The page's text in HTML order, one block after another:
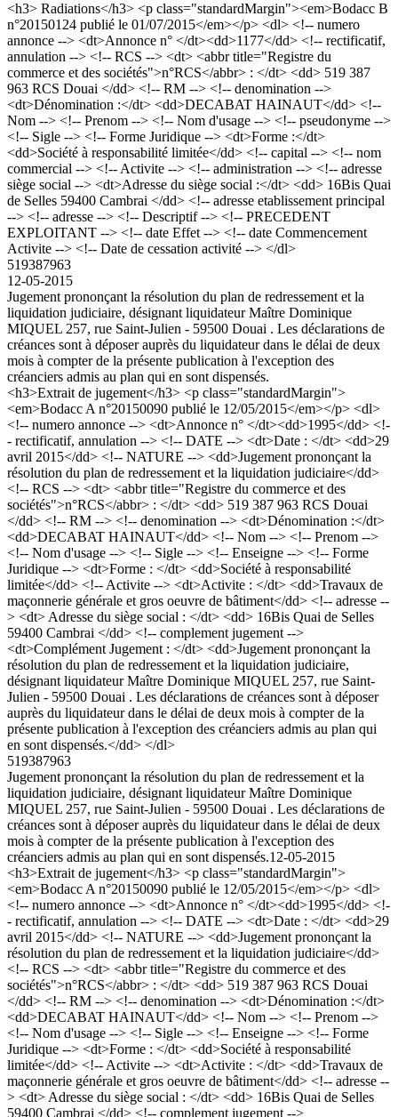
<h3> Radiations</h3> <p class="standardMargin"><em>Bodacc B
n°20150124 publié le 01/07/2015</em></p> <dl> <!-- numero
annonce --> <dt>Annonce n° </dt><dd>1177</dd> <!-- rectificatif,
annulation --> <!-- RCS --> <dt> <abbr title="Registre du
commerce et des sociétés">n°RCS</abbr> : </dt> <dd> 519 387
963 RCS Douai </dd> <!-- RM --> <!-- denomination -->
<dt>Dénomination :</dt> <dd>DECABAT HAINAUT</dd> <!--
Nom --> <!-- Prenom --> <!-- Nom d'usage --> <!-- pseudonyme -->
<!-- Sigle --> <!-- Forme Juridique --> <dt>Forme :</dt>
<dd>Société à responsabilité limitée</dd> <!-- capital --> <!-- nom
commercial --> <!-- Activite --> <!-- administration --> <!-- adresse
siège social --> <dt>Adresse du siège social :</dt> <dd> 16Bis Quai
de Selles 59400 Cambrai </dd> <!-- adresse etablissement principal
--> <!-- adresse --> <!-- Descriptif --> <!-- PRECEDENT
EXPLOITANT --> <!-- date Effet --> <!-- date Commencement
Activite --> <!-- Date de cessation activité --> </dl>
519387963
12-05-2015
Jugement prononçant la résolution du plan de redressement et la
liquidation judiciaire, désignant liquidateur Maître Dominique
MIQUEL 257, rue Saint-Julien - 59500 Douai . Les déclarations de
créances sont à déposer auprès du liquidateur dans le délai de deux
mois à compter de la présente publication à l'exception des
créanciers admis au plan qui en sont dispensés.
<h3>Extrait de jugement</h3> <p class="standardMargin">
<em>Bodacc A n°20150090 publié le 12/05/2015</em></p> <dl>
<!-- numero annonce --> <dt>Annonce n° </dt><dd>1995</dd> <!-
- rectificatif, annulation --> <!-- DATE --> <dt>Date : </dt> <dd>29
avril 2015</dd> <!-- NATURE --> <dd>Jugement prononçant la
résolution du plan de redressement et la liquidation judiciaire</dd>
<!-- RCS --> <dt> <abbr title="Registre du commerce et des
sociétés">n°RCS</abbr> : </dt> <dd> 519 387 963 RCS Douai
</dd> <!-- RM --> <!-- denomination --> <dt>Dénomination :</dt>
<dd>DECABAT HAINAUT</dd> <!-- Nom --> <!-- Prenom -->
<!-- Nom d'usage --> <!-- Sigle --> <!-- Enseigne --> <!-- Forme
Juridique --> <dt>Forme : </dt> <dd>Société à responsabilité
limitée</dd> <!-- Activite --> <dt>Activite : </dt> <dd>Travaux de
maçonnerie générale et gros oeuvre de bâtiment</dd> <!-- adresse --
> <dt> Adresse du siège social : </dt> <dd> 16Bis Quai de Selles
59400 Cambrai </dd> <!-- complement jugement -->
<dt>Complément Jugement : </dt> <dd>Jugement prononçant la
résolution du plan de redressement et la liquidation judiciaire,
désignant liquidateur Maître Dominique MIQUEL 257, rue Saint-
Julien - 59500 Douai . Les déclarations de créances sont à déposer
auprès du liquidateur dans le délai de deux mois à compter de la
présente publication à l'exception des créanciers admis au plan qui
en sont dispensés.</dd> </dl>
519387963
Jugement prononçant la résolution du plan de redressement et la
liquidation judiciaire, désignant liquidateur Maître Dominique
MIQUEL 257, rue Saint-Julien - 59500 Douai . Les déclarations de
créances sont à déposer auprès du liquidateur dans le délai de deux
mois à compter de la présente publication à l'exception des
créanciers admis au plan qui en sont dispensés.12-05-2015
<h3>Extrait de jugement</h3> <p class="standardMargin">
<em>Bodacc A n°20150090 publié le 12/05/2015</em></p> <dl>
<!-- numero annonce --> <dt>Annonce n° </dt><dd>1995</dd> <!-
- rectificatif, annulation --> <!-- DATE --> <dt>Date : </dt> <dd>29
avril 2015</dd> <!-- NATURE --> <dd>Jugement prononçant la
résolution du plan de redressement et la liquidation judiciaire</dd>
<!-- RCS --> <dt> <abbr title="Registre du commerce et des
sociétés">n°RCS</abbr> : </dt> <dd> 519 387 963 RCS Douai
</dd> <!-- RM --> <!-- denomination --> <dt>Dénomination :</dt>
<dd>DECABAT HAINAUT</dd> <!-- Nom --> <!-- Prenom -->
<!-- Nom d'usage --> <!-- Sigle --> <!-- Enseigne --> <!-- Forme
Juridique --> <dt>Forme : </dt> <dd>Société à responsabilité
limitée</dd> <!-- Activite --> <dt>Activite : </dt> <dd>Travaux de
maçonnerie générale et gros oeuvre de bâtiment</dd> <!-- adresse --
> <dt> Adresse du siège social : </dt> <dd> 16Bis Quai de Selles
59400 Cambrai </dd> <!-- complement jugement -->